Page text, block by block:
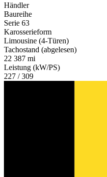
Händler
Baureihe
Serie 63
Karosserieform
Limousine (4-Türen)
Tachostand (abgelesen)
22 387 mi
Leistung (kW/PS)
227 / 309